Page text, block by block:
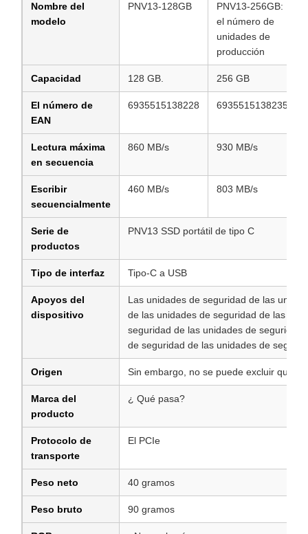
Nombre del
modelo
PNV13-128GB
PNV13-256GB:
el número de
unidades de
producción
Capacidad 128 GB. 256 GB
El número de
EAN
6935515138228 6935515138235
Lectura máxima
en secuencia
860 MB/s 930 MB/s
Escribir
secuencialmente
460 MB/s 803 MB/s
Serie de
productos
PNV13 SSD portátil de tipo C
Tipo de interfaz Tipo-C a USB
Apoyos del
dispositivo
Las unidades de seguridad de las
de las unidades de seguridad de las
seguridad de las unidades de
de seguridad de las unidades de
Origen Sin embargo, no se puede excluir que
Marca del
producto
¿ Qué pasa?
Protocolo de
transporte
El PCIe
Peso neto 40 gramos
Peso bruto 90 gramos